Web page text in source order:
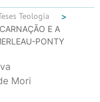
Teologia
E A
PONTY
Mori